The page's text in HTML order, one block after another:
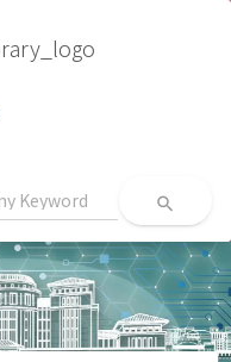
search